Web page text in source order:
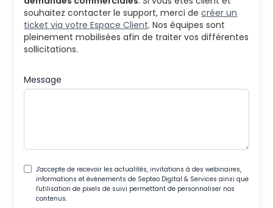
souhaitez contacter le support, merci decréer un
ticket via votre Espace Client. Nos équipes sont
pleinement mobilisées afin de traiter vos différentes
sollicitations.
Message
J'accepte de recevoir les actualités, invitations à des webinaires,
informations et événements de Septeo Digital & Services ainsi que
l'utilisation de pixels de suivi permettant de personnaliser nos
contenus.